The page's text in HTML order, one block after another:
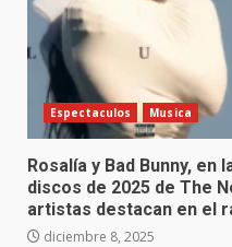
Espectaculos Musica
Rosalía y Bad Bunny,
discos de 2025 de The
artistas destacan en el
diciembre 8, 2025